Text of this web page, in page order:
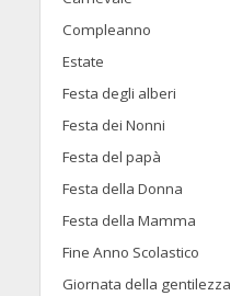
Compleanno
Estate
Festa degli alberi
Festa dei Nonni
Festa del papà
Festa della Donna
Festa della Mamma
Fine Anno Scolastico
Giornata della gentilezza